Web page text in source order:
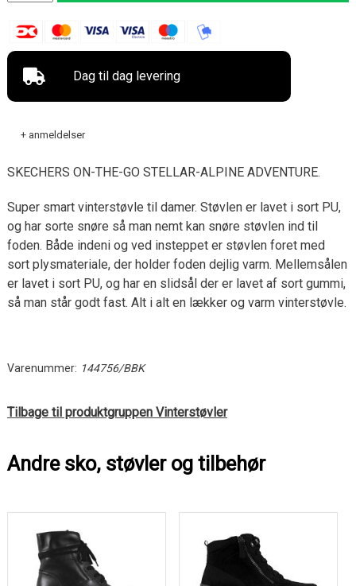
Dag til dag levering
+ anmeldelser
SKECHERS ON-THE-GO STELLAR-ALPINE ADVENTURE.
Super smart vinterstøvle til damer. Støvlen er lavet i sort PU,
og har sorte snøre så man nemt kan snøre støvlen ind til
foden. Både indeni og ved insteppet er støvlen foret med
sort plysmateriale, der holder foden dejlig varm. Mellemsålen
er lavet i sort PU, og har en slidsål der er lavet af sort gummi,
så man står godt fast. Alt i alt en lækker og varm vinterstøvle.
Varenummer: 144756/BBK
Tilbage til produktgruppen Vinterstøvler
Andre sko, støvler og tilbehør